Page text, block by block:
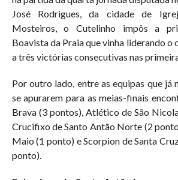
José Rodrigues, da cidade de
Mosteiros, o Cutelinho impôs a
Boavista da Praia que vinha liderando o
a três victórias consecutivas nas
Por outro lado, entre as equipas que já
se apurarem para as meias-finais
Brava (3 pontos), Atlético de São
Crucifixo de Santo Antão Norte (2
Maio (1 ponto) e Scorpion de Santa
ponto).